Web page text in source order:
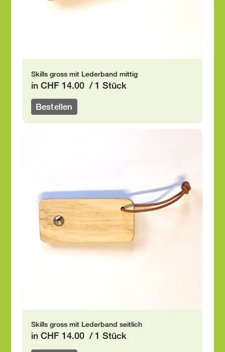
Skills gross mit Lederband mittig
in CHF 14.00 / 1 Stück
Bestellen
Skills gross mit Lederband seitlich
in CHF 14.00 / 1 Stück